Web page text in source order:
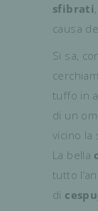
sfibrati
causa
Si sa,
tuffo in
di un
vicino la
La bella
tutto
di